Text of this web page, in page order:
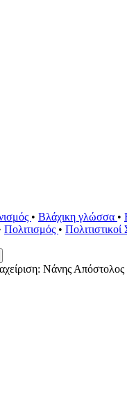
• Βλάχικη γλώσσα •
Πολιτισμός • Πολιτιστικοί
Νάνης Απόστολος